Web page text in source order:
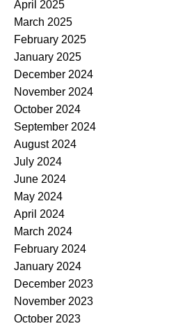
April 2025
March 2025
February 2025
January 2025
December 2024
November 2024
October 2024
September 2024
August 2024
July 2024
June 2024
May 2024
April 2024
March 2024
February 2024
January 2024
December 2023
November 2023
October 2023